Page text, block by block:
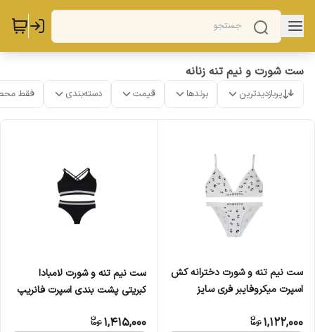
ست شورت و نیم تنه زنانه
پربازدیدترین برندها قیمت دسته‌بندی فقط
ست نیم تنه و شورت دخترانه کش
اسپرت میکروفایبر فری سایز
1,122,000
ست نیم تنه و شورت لامبادا
کبریتی پشت بندی اسپرت فانریپ
1,415,000